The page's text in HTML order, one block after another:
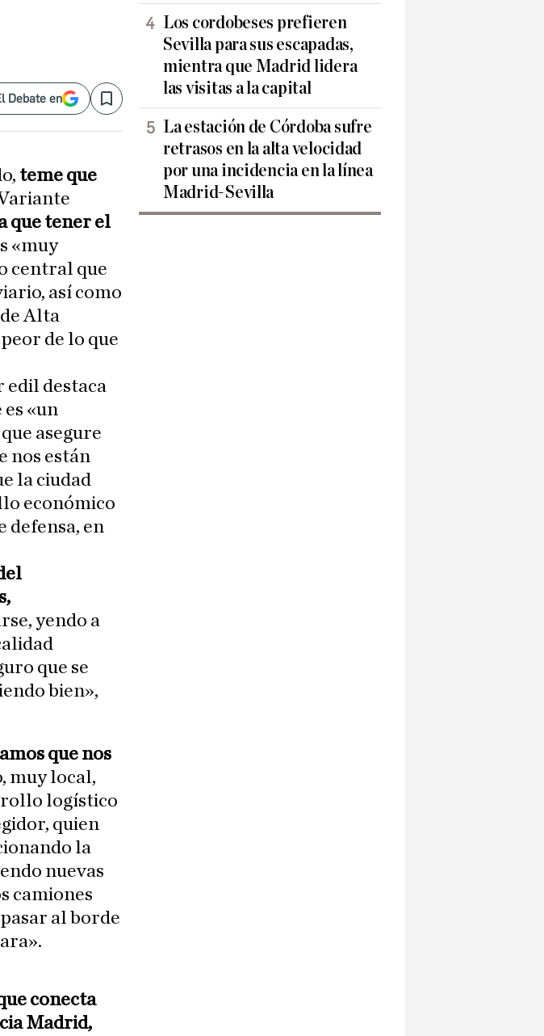
Debate en Save
teme que
que tener el
«muy
central que
así como
Alta
de lo que
edil destaca
«un
asegure
nos están
la ciudad
económico
defensa, en
yendo a
que se
bien»,
que nos
muy local,
logístico
quien
la
nuevas
camiones
al borde
conecta
Madrid,
Los cordobeses prefieren
Sevilla para sus escapadas,
mientra que Madrid lidera
las visitas a la capital
La estación de Córdoba sufre
retrasos en la alta velocidad
por una incidencia en la línea
Madrid-Sevilla